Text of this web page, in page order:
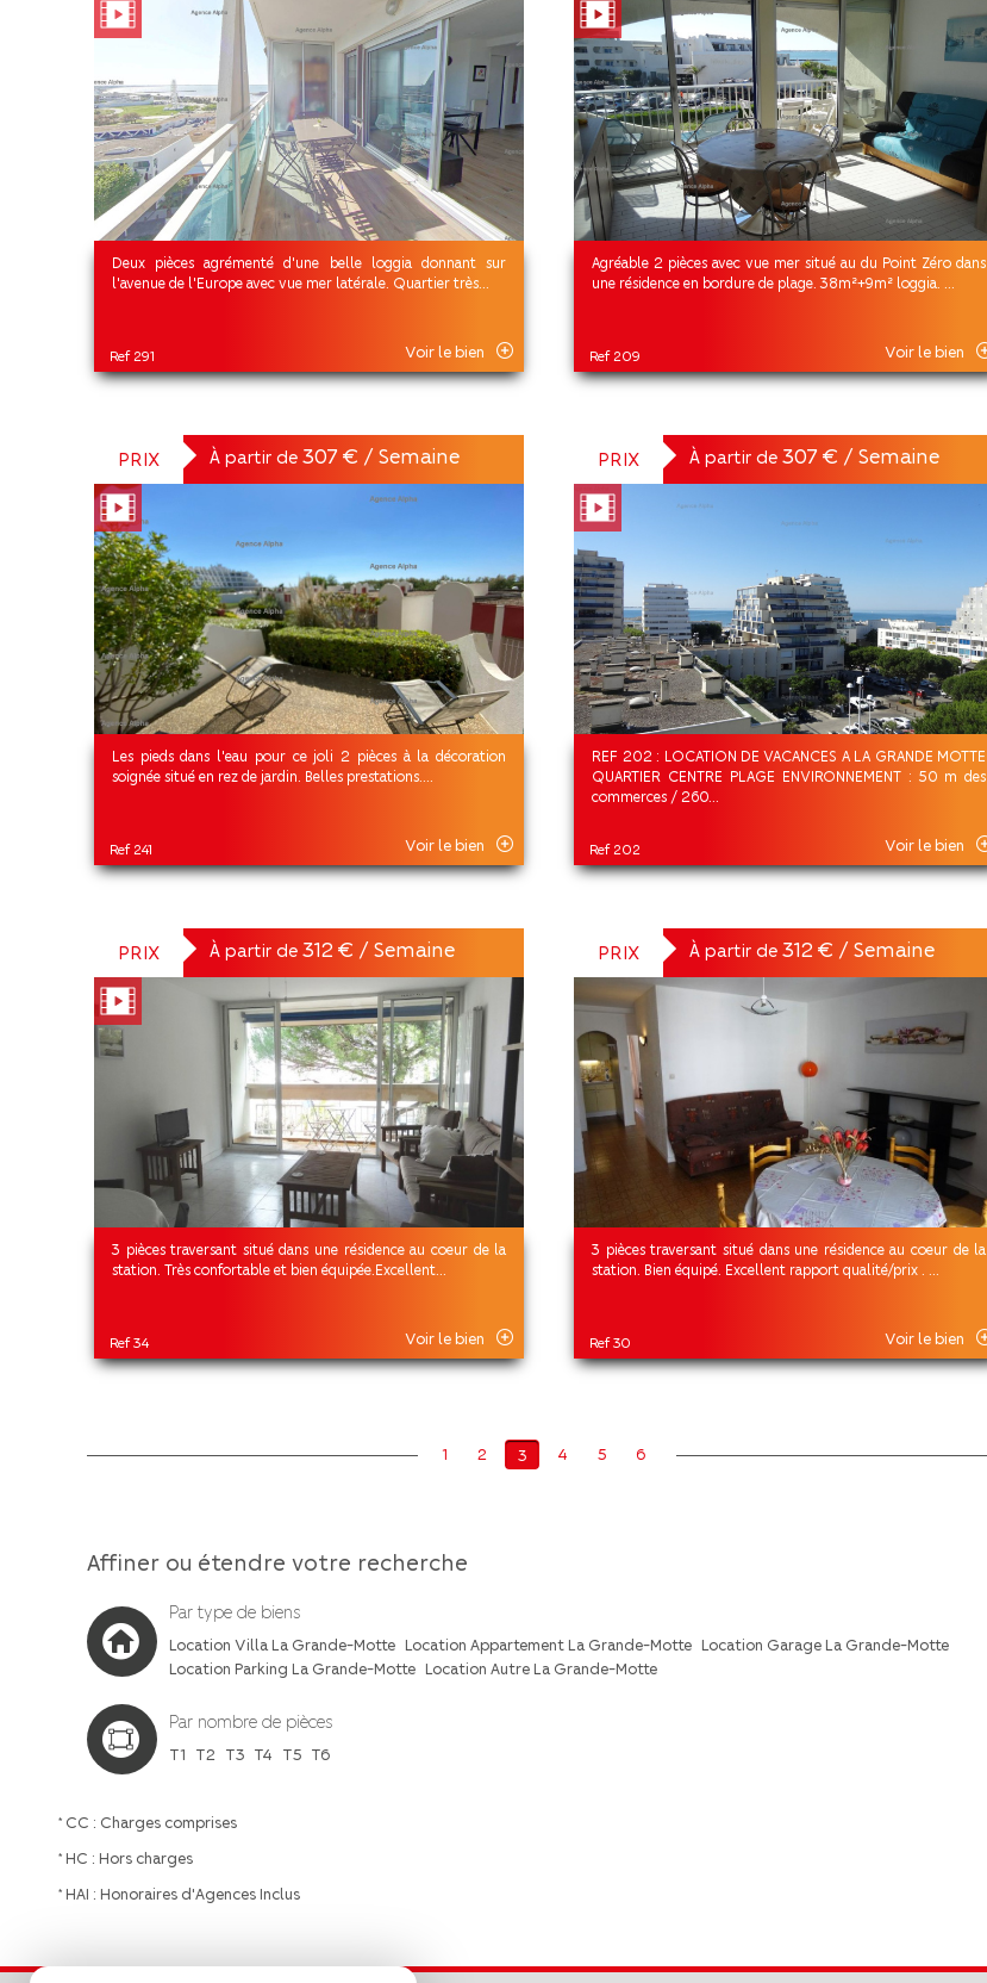
Deux pièces agrémenté d'une belle loggia donnant sur
l'avenue de l'Europe avec vue mer latérale. Quartier très...
Ref 291 Voir le bien
Agréable 2 pièces avec vue mer situé au du Point Zéro dans
une résidence en bordure de plage. 38m²+9m² loggia. ...
Ref 209 Voir le bien
PRIX À partir de307 € / Semaine
Les pieds dans l'eau pour ce joli 2 pièces à la décoration
soignée situé en rez de jardin. Belles prestations....
Ref 241 Voir le bien
PRIX À partir de307 € / Semaine
REF 202 : LOCATION DE VACANCES A LA GRANDE MOTTE
QUARTIER CENTRE PLAGE ENVIRONNEMENT : 50 m des
commerces / 260...
Ref 202 Voir le bien
PRIX À partir de312 € / Semaine
3 pièces traversant situé dans une résidence au coeur de la
station. Très confortable et bien équipée.Excellent...
Ref 34 Voir le bien
PRIX À partir de312 € / Semaine
3 pièces traversant situé dans une résidence au coeur de la
station. Bien équipé. Excellent rapport qualité/prix . ...
Ref 30 Voir le bien
1 2 3 4 5 6
Affiner ou étendre votre recherche
Par type de biens
Location Villa La Grande-Motte Location Appartement La Grande-Motte Location Garage La Grande-Motte
Location Parking La Grande-Motte Location Autre La Grande-Motte
Par nombre de pièces
T1 T2 T3 T4 T5 T6
* CC : Charges comprises
* HC : Hors charges
* HAI : Honoraires d'Agences Inclus